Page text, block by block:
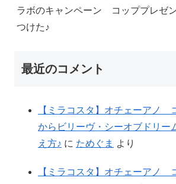
ラボのキャンペーン コッププレゼ
つけた♪
最近のコメント
【ミラコスタ】オチェーアノ
からビリーヴ・シーオブドリー
え方♪ に ためぐま より
【ミラコスタ】オチェーアノ